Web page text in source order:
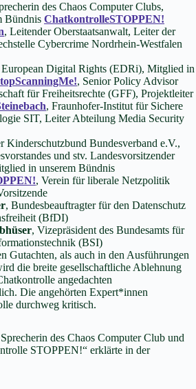
des Chaos Computer Clubs,
Bündnis ChatkontrolleSTOPPEN!
, Leitender Oberstaatsanwalt, Leiter der
Cybercrime Nordrhein-Westfalen
European Digital Rights (EDRi), Mitglied in
, Senior Policy Advisor
für Freiheitsrechte (GFF), Projektleiter
, Fraunhofer-Institut für Sichere
SIT, Leiter Abteilung Media Security
Kinderschutzbund Bundesverband e.V.,
und stv. Landesvorsitzender
in unserem Bündnis
, Verein für liberale Netzpolitik
, Bundesbeauftragter für den Datenschutz
(BfDI)
, Vizepräsident des Bundesamts für
(BSI)
Gutachten, als auch in den Ausführungen
die breite gesellschaftliche Ablehnung
angedachten
Die angehörten Expert*innen
durchweg kritisch.
des Chaos Computer Club und
STOPPEN!“ erklärte in der